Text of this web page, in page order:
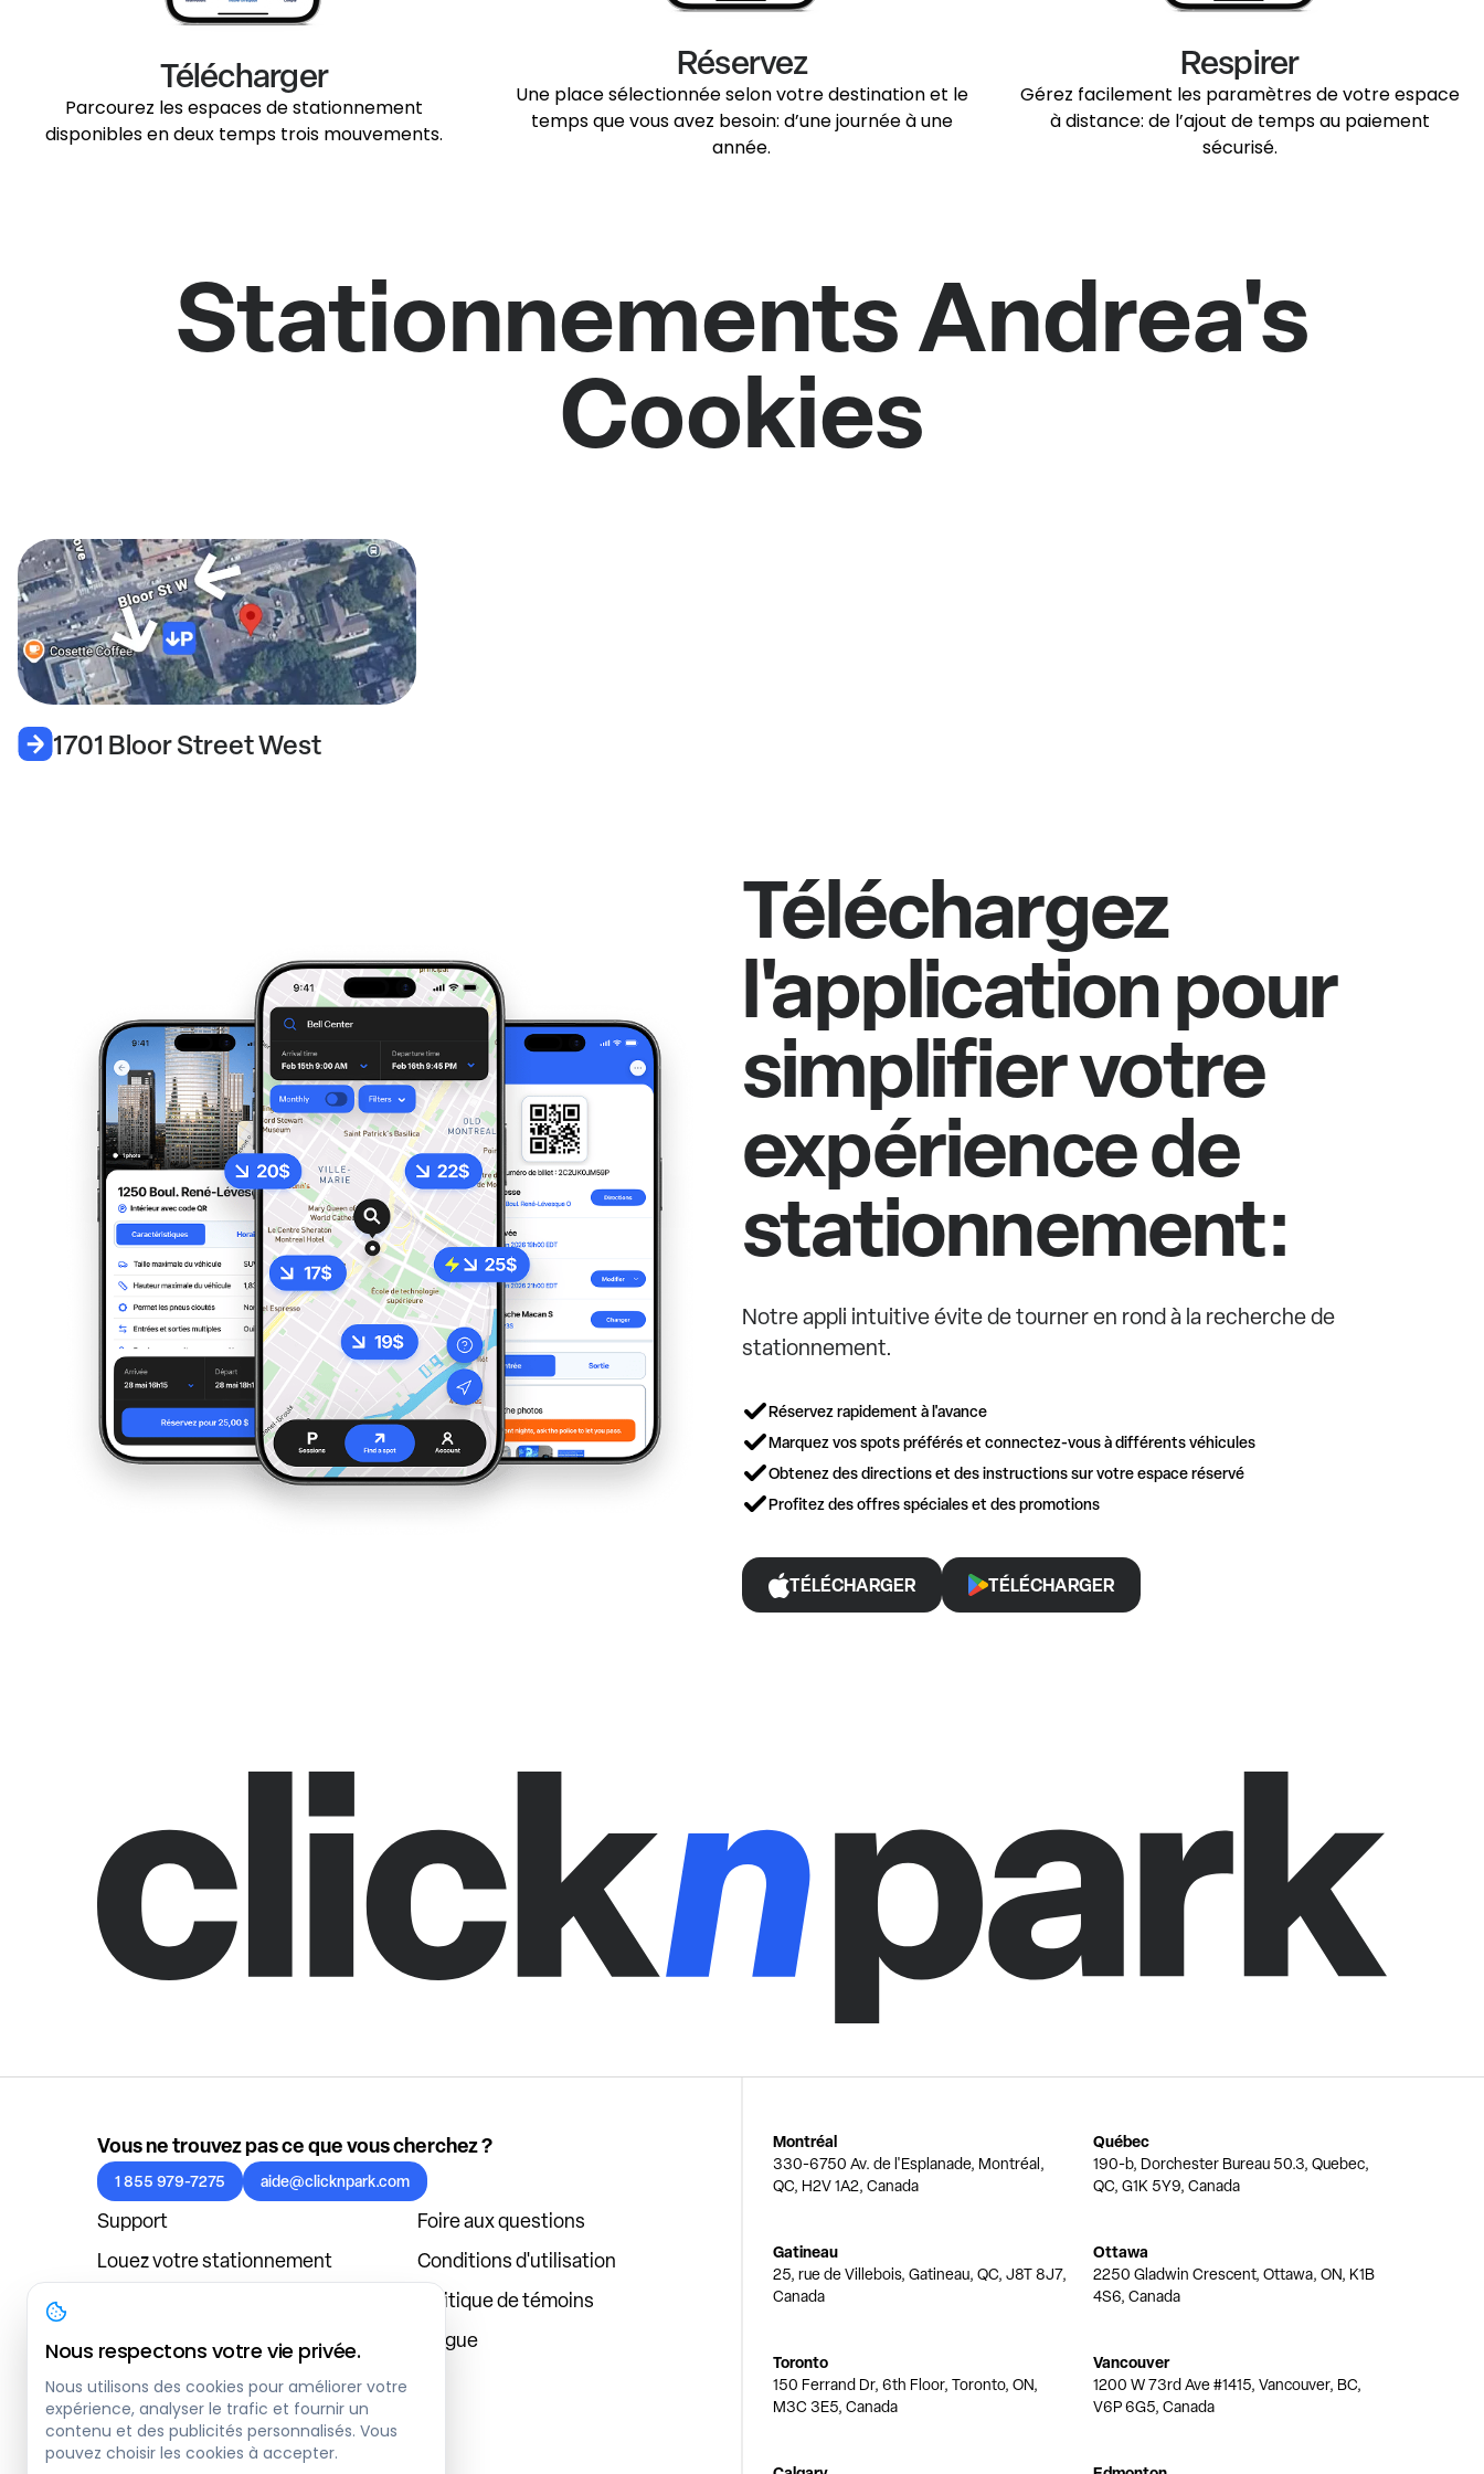
Télécharger
Parcourez les espaces de stationnement
disponibles en deux temps trois mouvements.
Réservez
Une place sélectionnée selon votre destination et le
temps que vous avez besoin: d’une journée à une
année.
Respirer
Gérez facilement les paramètres de votre espace
à distance: de l’ajout de temps au paiement
sécurisé.
Stationnements Andrea's
Cookies
1701 Bloor Street West
Téléchargez
l'application pour
simplifier votre
expérience de
stationnement:
Notre appli intuitive évite de tourner en rond à la recherche de
stationnement.
Réservez rapidement à l'avance
Marquez vos spots préférés et connectez-vous à différents véhicules
Obtenez des directions et des instructions sur votre espace réservé
Profitez des offres spéciales et des promotions
TÉLÉCHARGER TÉLÉCHARGER
Vous ne trouvez pas ce que vous cherchez ?
1 855 979-7275 aide@clicknpark.com
Support
Foire aux questions
Louez votre stationnement
Conditions d'utilisation
Politique de témoins
À propos
Blogue
Connexion au tableau de bord
Montréal
330-6750 Av. de l'Esplanade, Montréal,
QC, H2V 1A2, Canada
Québec
190-b, Dorchester Bureau 50.3, Quebec,
QC, G1K 5Y9, Canada
Gatineau
25, rue de Villebois, Gatineau, QC, J8T 8J7,
Canada
Ottawa
2250 Gladwin Crescent, Ottawa, ON, K1B
4S6, Canada
Toronto
150 Ferrand Dr, 6th Floor, Toronto, ON,
M3C 3E5, Canada
Vancouver
1200 W 73rd Ave #1415, Vancouver, BC,
V6P 6G5, Canada
Nous respectons votre vie privée.
Nous utilisons des cookies pour améliorer votre
expérience, analyser le trafic et fournir un
contenu et des publicités personnalisés. Vous
pouvez choisir les cookies à accepter.